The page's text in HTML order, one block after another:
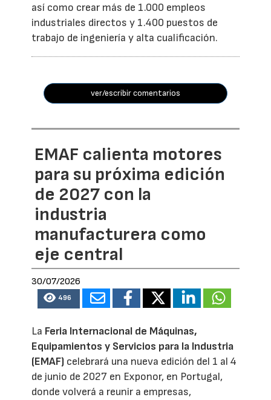
así como crear más de 1.000 empleos
industriales directos y 1.400 puestos de
trabajo de ingeniería y alta cualificación.
ver/escribir comentarios
EMAF calienta motores
para su próxima edición
de 2027 con la
industria
manufacturera como
eje central
30/07/2026
496
La Feria Internacional de Máquinas,
Equipamientos y Servicios para la Industria
(EMAF) celebrará una nueva edición del 1 al 4
de junio de 2027 en Exponor, en Portugal,
donde volverá a reunir a empresas,